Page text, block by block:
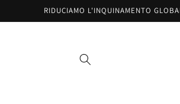
Salta alRIDUCIAMO L'INQUINAMENTO